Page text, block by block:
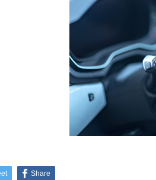
Share